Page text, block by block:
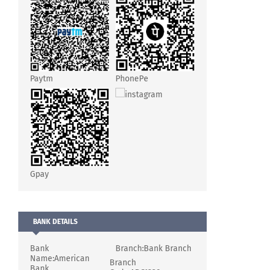
Paytm PhonePe
Gpay
instagram
BANK DETAILS
Bank
Name:American
Branch:Bank Branch
Branch